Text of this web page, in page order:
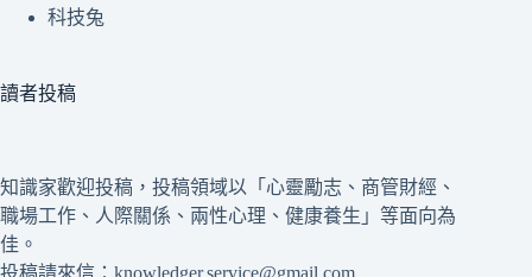
科技兔
讀者投稿
知識家歡迎投稿，投稿領域以「心靈勵志、商管財經、
職場工作、人際關係、兩性心理、健康養生」等面向為
佳。
投稿請來信：knowledger.service@gmail.com